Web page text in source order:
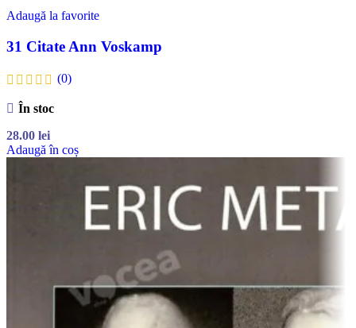
Adaugă la favorite
31 Citate Ann Voskamp
(0)
În stoc
28.00 lei
Adaugă în coș